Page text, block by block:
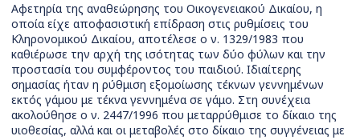
Αφετηρία της αναθεώρησης του Οικογενειακού Δικαίου, η
οποία είχε αποφασιστική επίδραση στις ρυθμίσεις του
Κληρονομικού Δικαίου, αποτέλεσε ο ν. 1329/1983 που
καθιέρωσε την αρχή της ισότητας των δύο φύλων και την
προστασία του συμφέροντος του παιδιού. Ιδιαίτερης
σημασίας ήταν η ρύθμιση εξομοίωσης τέκνων γεννημένων
εκτός γάμου με τέκνα γεννημένα σε γάμο. Στη συνέχεια
ακολούθησε ο ν. 2447/1996 που μεταρρύθμισε το δίκαιο της
υιοθεσίας, αλλά και οι μεταβολές στο δίκαιο της συγγένειας με